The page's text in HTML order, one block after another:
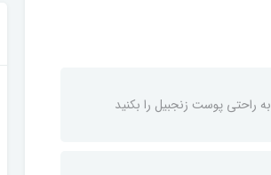
به راحتی پوست زنجبیل را بکنید